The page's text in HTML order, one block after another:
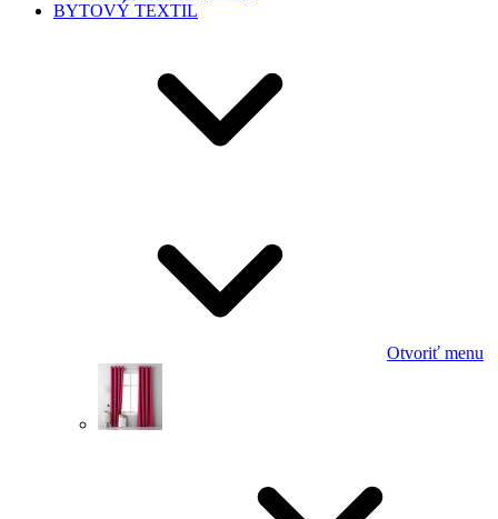
BYTOVÝ TEXTIL
Otvoriť menu